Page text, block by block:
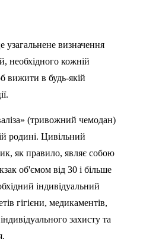
узагальнене визначення
необхідного кожній
вижити в будь-якій
(тривожний чемодан)
родині. Цивільний
як правило, являє собою
об'ємом від 30 і більше
індивідуальний
гігієни, медикаментів,
захисту та